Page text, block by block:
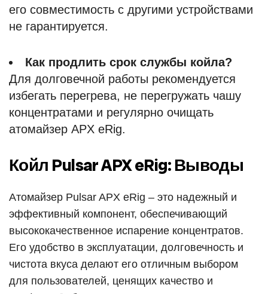
его совместимость с другими устройствами
не гарантируется.
Как продлить срок службы койла?
Для долговечной работы рекомендуется
избегать перегрева, не перегружать чашу
концентратами и регулярно очищать
атомайзер APX eRig.
Койл Pulsar APX eRig: Выводы
Атомайзер Pulsar APX eRig – это надежный и
эффективный компонент, обеспечивающий
высококачественное испарение концентратов.
Его удобство в эксплуатации, долговечность и
чистота вкуса делают его отличным выбором
для пользователей, ценящих качество и